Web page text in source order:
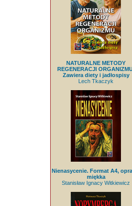
NATURALNE METODY
REGENERACJI
Zawiera diety i jadłospisy
Lech Tkaczyk
Nienasycenie. Format A4,
miękka
Stanisław Ignacy Witkiewicz